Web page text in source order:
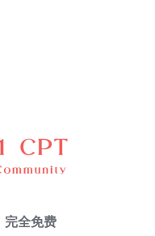
完全免费